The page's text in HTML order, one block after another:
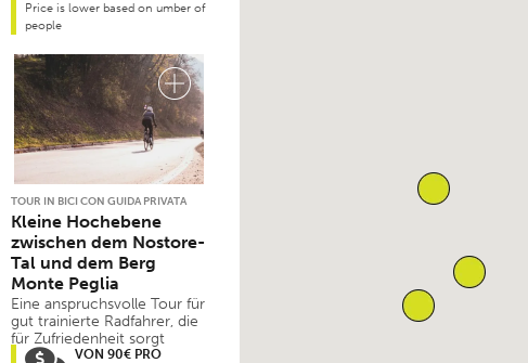
Price is lower based on umber of
people
TOUR IN BICI CON GUIDA PRIVATA
Kleine Hochebene
zwischen dem Nostore-
Tal und dem Berg
Monte Peglia
Eine anspruchsvolle Tour für
gut trainierte Radfahrer, die
für Zufriedenheit sorgt
VON 90€ PRO